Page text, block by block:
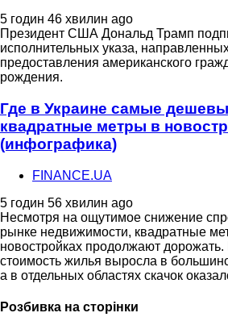
5 годин 46 хвилин ago
Президент США Дональд Трамп
исполнительных указа,
предоставления американского
рождения.
Где в Украине самые
квадратные метры в
(инфографика)
FINANCE.UA
5 годин 56 хвилин ago
Несмотря на ощутимое снижение
рынке недвижимости, квадратные
новостройках продолжают
стоимость жилья выросла в
а в отдельных областях скачок
Розбивка на сторінки